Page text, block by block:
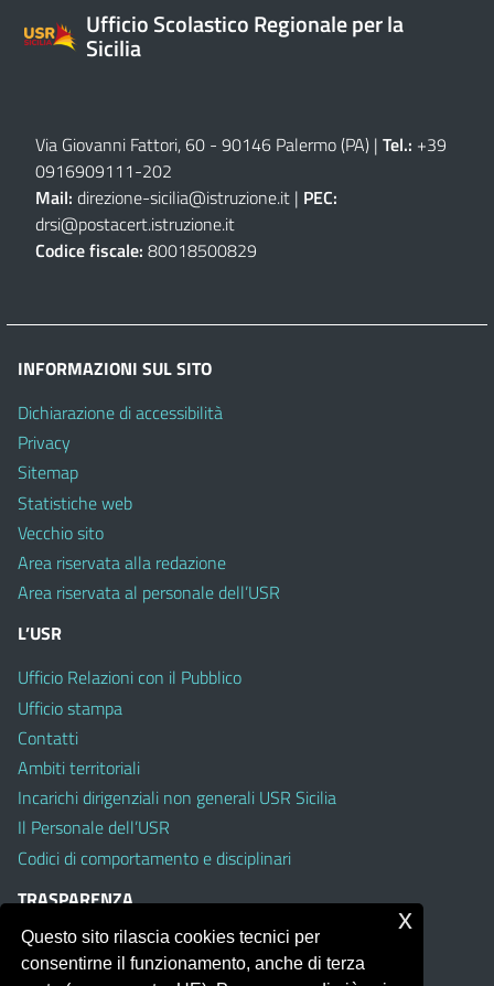
Ufficio Scolastico Regionale per la
Sicilia
Via Giovanni Fattori, 60 - 90146 Palermo (PA) | Tel.: +39
0916909111-202
Mail: direzione-sicilia@istruzione.it | PEC:
drsi@postacert.istruzione.it
Codice fiscale: 80018500829
INFORMAZIONI SUL SITO
Dichiarazione di accessibilità
Privacy
Sitemap
Statistiche web
Vecchio sito
Area riservata alla redazione
Area riservata al personale dell’USR
L’USR
Ufficio Relazioni con il Pubblico
Ufficio stampa
Contatti
Ambiti territoriali
Incarichi dirigenziali non generali USR Sicilia
Il Personale dell’USR
Codici di comportamento e disciplinari
TRASPARENZA
Albo on line
Amministrazione Trasparente
Questo sito rilascia cookies tecnici per
consentirne il funzionamento, anche di terza
x